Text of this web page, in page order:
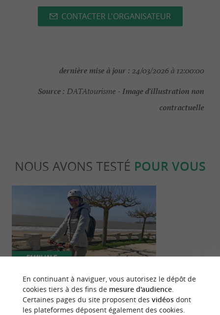
CONTACTER L'ORGANISATEUR
dernière mise à jour : 24/03/2026 à 12:00:00
Source : DATAtourisme -Image d'illustration non
contractuelle
NOUS AVONS TESTÉ POUR VOUS
Destination Saint-Georges-de-Didonne
Familiale
Le Top 10 de
choses à
En continuant à naviguer, vous autorisez le dépôt de
cookies tiers à des fins de mesure d'audience.
Certaines pages du site proposent des vidéosdont
les plateformes déposent également des cookies.